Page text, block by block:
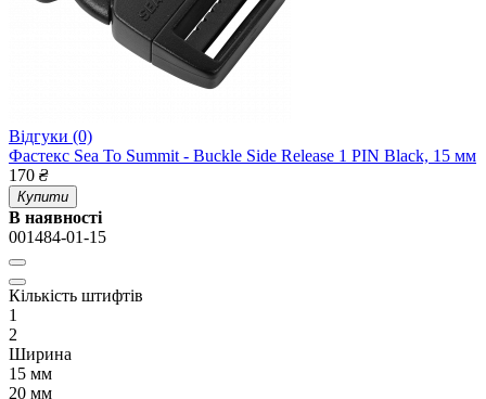
Відгуки (0)
Фастекс Sea To Summit - Buckle Side Release 1 PIN Black, 15 мм
170 ₴
Купити
В наявності
001484-01-15
Кількість штифтів
1
2
Ширина
15 мм
20 мм